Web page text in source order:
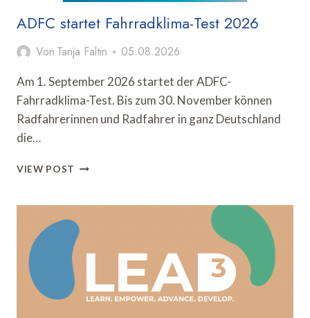
ADFC startet Fahrradklima-Test 2026
Von Tanja Faltin 05.08.2026
Am 1. September 2026 startet der ADFC-
Fahrradklima-Test. Bis zum 30. November können
Radfahrerinnen und Radfahrer in ganz Deutschland
die…
VIEW POST ADFC
TEST
2026